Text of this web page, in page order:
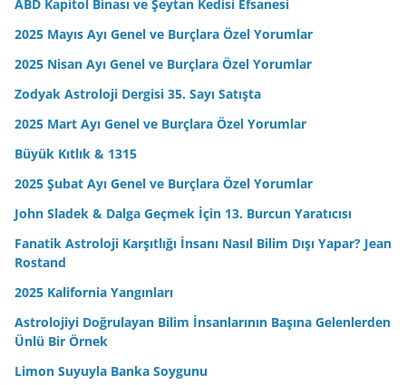
ABD Kapitol Binası ve Şeytan Kedisi Efsanesi
2025 Mayıs Ayı Genel ve Burçlara Özel Yorumlar
2025 Nisan Ayı Genel ve Burçlara Özel Yorumlar
Zodyak Astroloji Dergisi 35. Sayı Satışta
2025 Mart Ayı Genel ve Burçlara Özel Yorumlar
Büyük Kıtlık & 1315
2025 Şubat Ayı Genel ve Burçlara Özel Yorumlar
John Sladek & Dalga Geçmek İçin 13. Burcun Yaratıcısı
Fanatik Astroloji Karşıtlığı İnsanı Nasıl Bilim Dışı Yapar? Jean
Rostand
2025 Kalifornia Yangınları
Astrolojiyi Doğrulayan Bilim İnsanlarının Başına Gelenlerden
Ünlü Bir Örnek
Limon Suyuyla Banka Soygunu